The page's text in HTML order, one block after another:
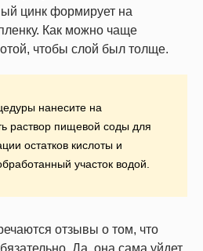
цинк формирует на
Как можно чаще
чтобы слой был толще.
нанесите на
раствор пищевой соды для
остатков кислоты и
участок водой.
отзывы о том, что
Да, она сама уйдет